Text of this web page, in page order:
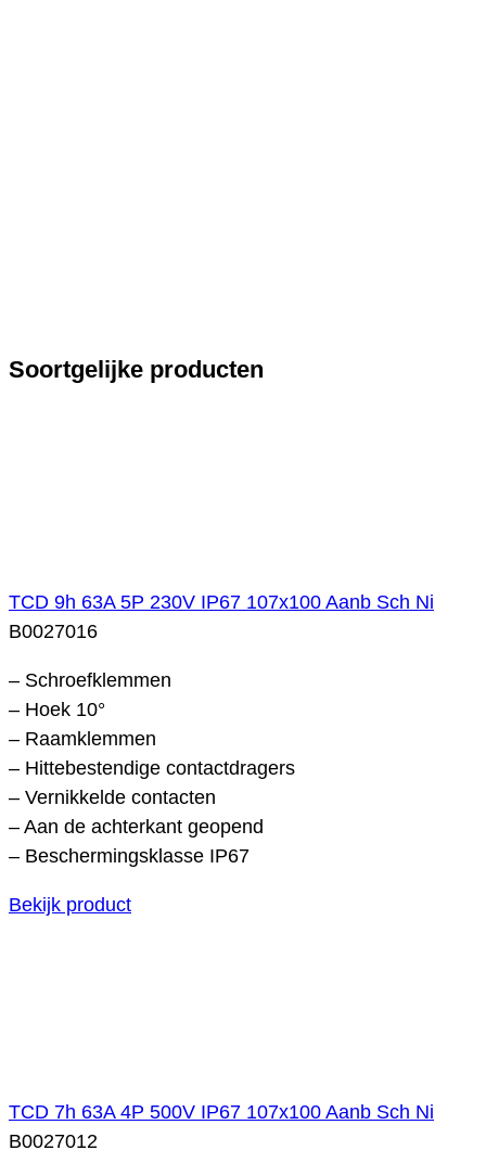
Soortgelijke producten
TCD 9h 63A 5P 230V IP67 107x100 Aanb Sch Ni
B0027016
– Schroefklemmen
– Hoek 10°
– Raamklemmen
– Hittebestendige contactdragers
– Vernikkelde contacten
– Aan de achterkant geopend
– Beschermingsklasse IP67
Bekijk product
TCD 7h 63A 4P 500V IP67 107x100 Aanb Sch Ni
B0027012